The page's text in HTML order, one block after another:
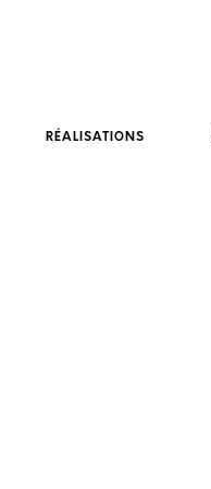
RÉALISATIONS